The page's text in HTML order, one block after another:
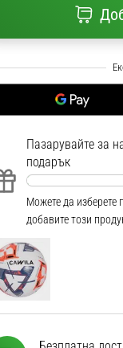
Пазарувайте за
подарък
Можете да изберете
добавите този